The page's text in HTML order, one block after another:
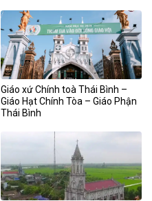
Giáo xứ Chính toà Thái Bình –
Giáo Hạt Chính Tòa – Giáo Phận
Thái Bình